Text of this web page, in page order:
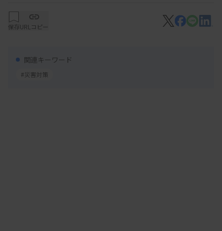
検査技師の派遣経費や、検査技師が携行した検査試
保存URLコピー
関連キーワード
#災害対策